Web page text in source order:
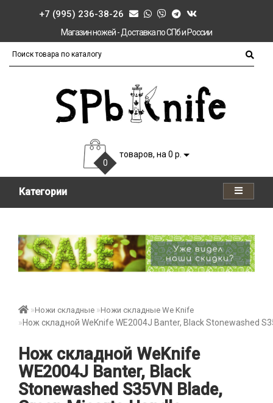
+7 (995) 236-38-26
Магазин ножей - Доставка по СПб и России
0
товаров, на 0 р.
Категории
Ножи складные Ножи складные We Knife
Нож складной WeKnife WE2004J Banter, Black Stonewashed
Нож складной WeKnife
WE2004J Banter, Black
Stonewashed S35VN Blade,